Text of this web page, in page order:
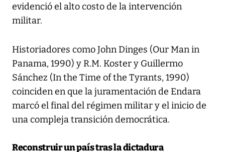
evidenció el alto costo de la intervención
militar.
Historiadores como John Dinges (Our Man in
Panama, 1990) y R.M. Koster y Guillermo
Sánchez (In the Time of the Tyrants, 1990)
coinciden en que la juramentación de Endara
marcó el final del régimen militar y el inicio de
una compleja transición democrática.
Reconstruir un país tras la dictadura